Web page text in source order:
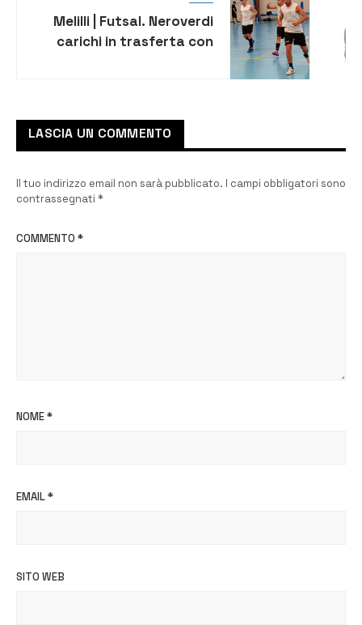
Melilli | Futsal. Neroverdi
carichi in trasferta con
LASCIA UN COMMENTO
Il tuo indirizzo email non sarà pubblicato. I campi obbligatori sono
contrassegnati *
COMMENTO *
NOME*
EMAIL*
SITO WEB